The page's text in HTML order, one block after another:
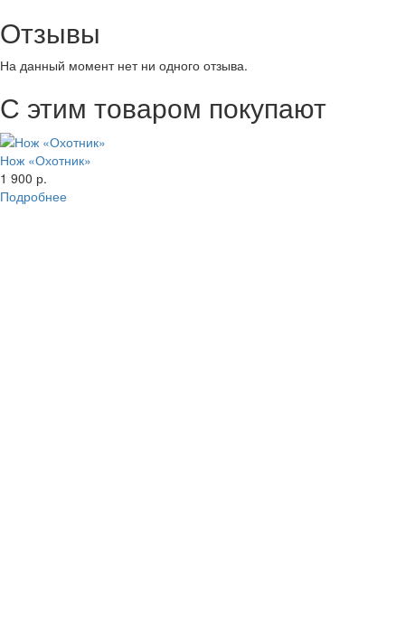
Отзывы
На данный момент нет ни одного отзыва.
С этим товаром покупают
Нож «Охотник»
1 900 р.
Подробнее